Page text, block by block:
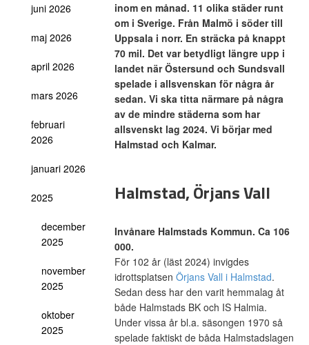
juni 2026
maj 2026
april 2026
mars 2026
februari
2026
januari 2026
2025
december
2025
november
2025
oktober
2025
inom en månad. 11 olika städer runt
om i Sverige. Från Malmö i söder till
Uppsala i norr. En sträcka på knappt
70 mil. Det var betydligt längre upp i
landet när Östersund och Sundsvall
spelade i allsvenskan för några år
sedan. Vi ska titta närmare på några
av de mindre städerna som har
allsvenskt lag 2024. Vi börjar med
Halmstad och Kalmar.
Halmstad, Örjans Vall
Invånare Halmstads Kommun. Ca 106
000.
För 102 år (läst 2024) invigdes
idrottsplatsen Örjans Vall i Halmstad.
Sedan dess har den varit hemmalag åt
både Halmstads BK och IS Halmia.
Under vissa år bl.a. säsongen 1970 så
spelade faktiskt de båda Halmstadslagen